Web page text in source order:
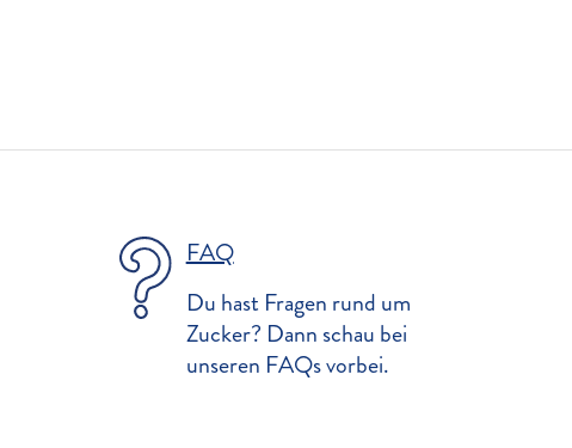
FAQ
Du hast Fragen rund um
Zucker? Dann schau bei
unseren FAQs vorbei.